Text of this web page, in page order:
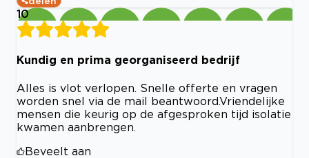
10
Kundig en prima georganiseerd bedrijf
Alles is vlot verlopen. Snelle offerte en vragen
worden snel via de mail beantwoord.Vriendelijke
mensen die keurig op de afgesproken tijd isolatie
kwamen aanbrengen.
Beveelt aan